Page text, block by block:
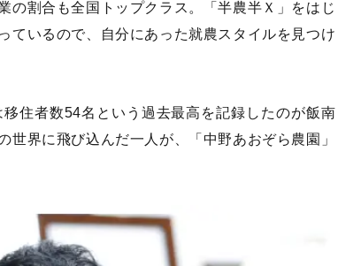
の割合も全国トップクラス。「半農半Ｘ」をはじ
ているので、自分にあった就農スタイルを見つけ
住者数54名という過去最高を記録したのが飯南
世界に飛び込んだ一人が、「中野あおぞら農園」